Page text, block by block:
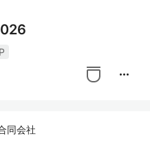
more_horiz
同会社